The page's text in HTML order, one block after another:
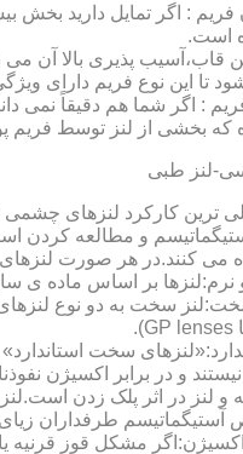
: اگر تمایل دارید بخش
است.
پذیری بالا آن می
تا این نوع فریم دارای
: اگر شما هم دقیقاً نمی
که بخشی از لنز توسط
لنز طبی
ترین کارکرد لنزهای چشمی
و مطالعه کردن
می کنند.در هر صورت
بر اساس ماده ی
سخت به دو نوع
سخت
و در برابر اکسیژن
و لنز در اثر پلک زدن
آستیگماتیسم طرفداران
مشکل قوز قرنیه